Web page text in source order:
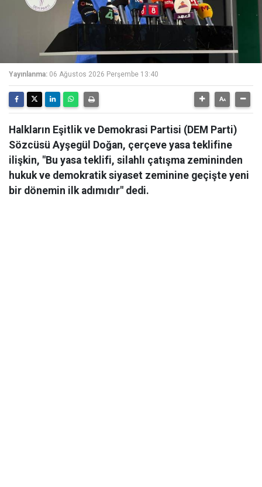
Yayınlanma: 06 Ağustos 2026 Perşembe 13:40
Halkların Eşitlik ve Demokrasi Partisi (DEM Parti)
Sözcüsü Ayşegül Doğan, çerçeve yasa teklifine
ilişkin, "Bu yasa teklifi, silahlı çatışma zemininden
hukuk ve demokratik siyaset zeminine geçişte yeni
bir dönemin ilk adımıdır" dedi.